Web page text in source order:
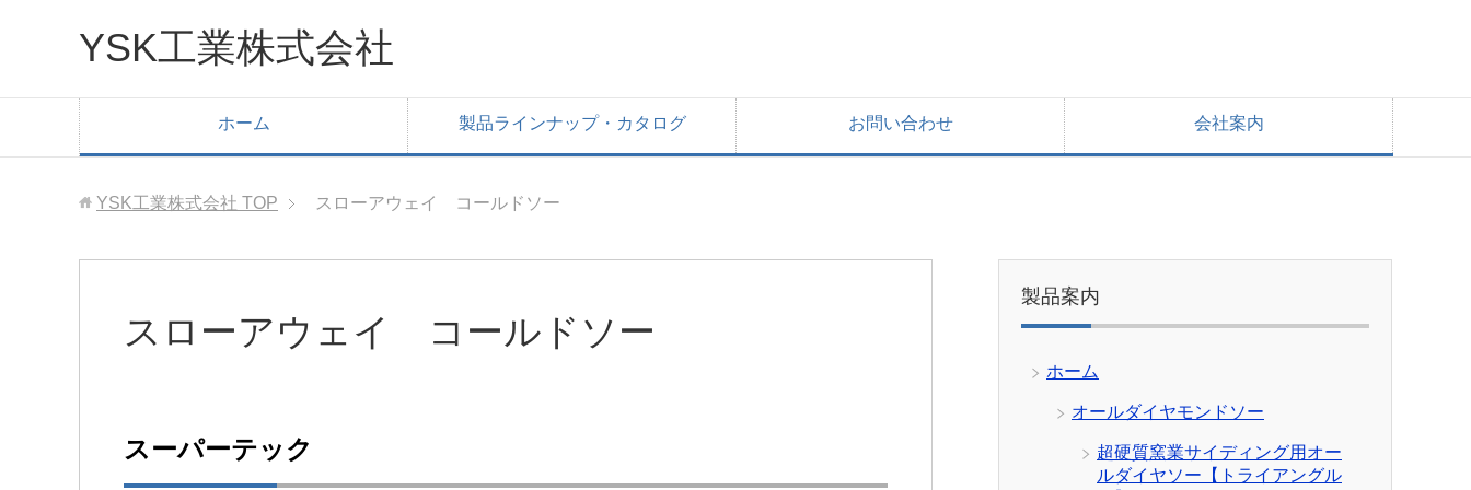
YSK工業株式会社
ホーム 製品ラインナップ・カタログ お問い合わせ 会社案内
YSK工業株式会社 TOP スローアウェイ コールドソー
スローアウェイ コールドソー
スーパーテック
製品案内
ホーム
オールダイヤモンドソー
超硬質窯業サイディング用オー
ルダイヤソー【トライアングル